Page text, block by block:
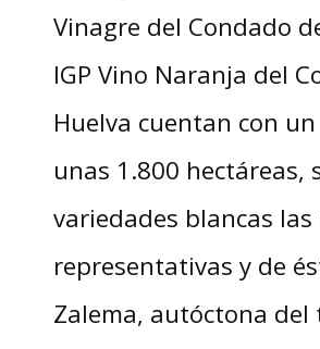
Vinagre del Condado
IGP Vino Naranja del
Huelva cuentan con
unas 1.800 hectáreas,
variedades blancas las
representativas y de
Zalema, autóctona